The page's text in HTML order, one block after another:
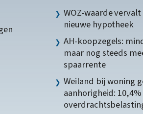
WOZ-waarde
nieuwe hypotheek
AH-koopzegels:
maar nog steeds
spaarrente
Weiland bij woning
aanhorigheid: 10,4%